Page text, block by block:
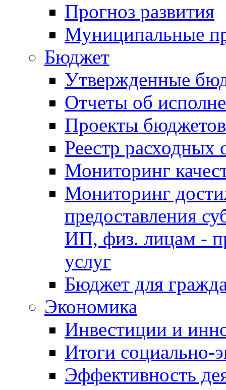
Прогноз развития
Муниципальные
Бюджет
Утвержденные
Отчеты об
Проекты бюджетов
Реестр расходных
Мониторинг
Мониторинг
предоставления
ИП, физ. лицам -
услуг
Бюджет для
Экономика
Инвестиции и
Итоги социально-
Эффективность